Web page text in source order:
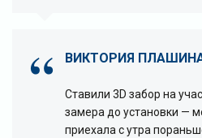
ВИКТОРИЯ
Ставили 3D забор на
замера до установки —
приехала с утра